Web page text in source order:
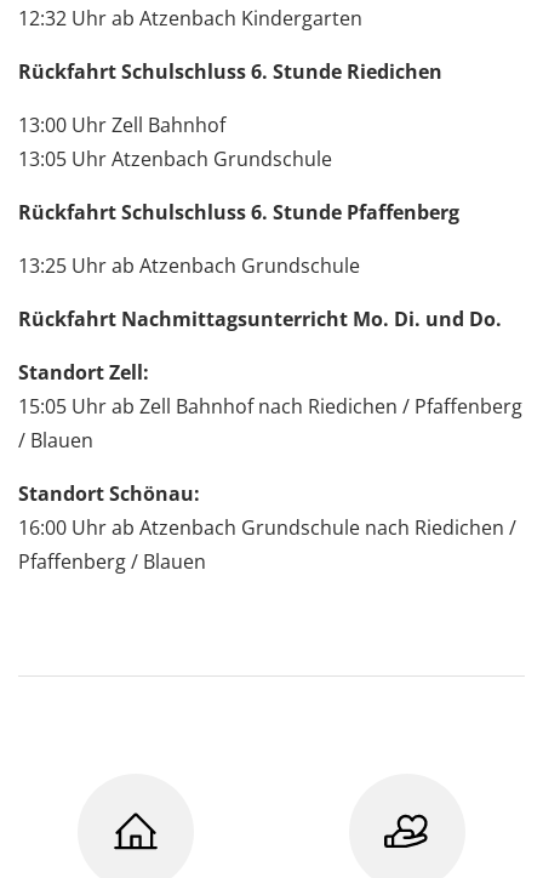
12:32 Uhr ab Atzenbach Kindergarten
Rückfahrt Schulschluss 6. Stunde Riedichen
13:00 Uhr Zell Bahnhof
13:05 Uhr Atzenbach Grundschule
Rückfahrt Schulschluss 6. Stunde Pfaffenberg
13:25 Uhr ab Atzenbach Grundschule
Rückfahrt Nachmittagsunterricht Mo. Di. und Do.
Standort Zell:
15:05 Uhr ab Zell Bahnhof nach Riedichen / Pfaffenberg
/ Blauen
Standort Schönau:
16:00 Uhr ab Atzenbach Grundschule nach Riedichen /
Pfaffenberg / Blauen